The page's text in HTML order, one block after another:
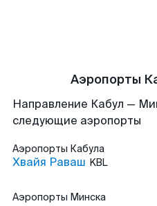
Аэропорты
Направление Кабул —
следующие аэропорты
Аэропорты Кабула
Хвайя Раваш KBL
Аэропорты Минска